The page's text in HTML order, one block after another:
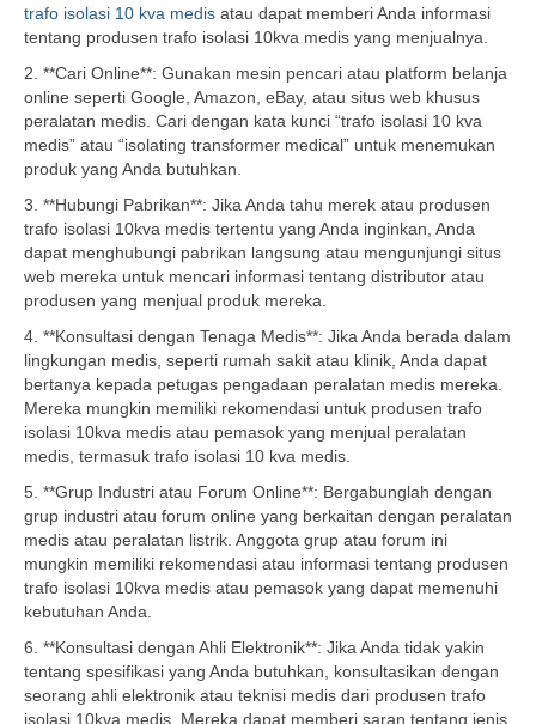
trafo isolasi 10 kva medis atau dapat memberi Anda informasi
tentang produsen trafo isolasi 10kva medis yang menjualnya.
2. **Cari Online**: Gunakan mesin pencari atau platform belanja
online seperti Google, Amazon, eBay, atau situs web khusus
peralatan medis. Cari dengan kata kunci “trafo isolasi 10 kva
medis” atau “isolating transformer medical” untuk menemukan
produk yang Anda butuhkan.
3. **Hubungi Pabrikan**: Jika Anda tahu merek atau produsen
trafo isolasi 10kva medis tertentu yang Anda inginkan, Anda
dapat menghubungi pabrikan langsung atau mengunjungi situs
web mereka untuk mencari informasi tentang distributor atau
produsen yang menjual produk mereka.
4. **Konsultasi dengan Tenaga Medis**: Jika Anda berada dalam
lingkungan medis, seperti rumah sakit atau klinik, Anda dapat
bertanya kepada petugas pengadaan peralatan medis mereka.
Mereka mungkin memiliki rekomendasi untuk produsen trafo
isolasi 10kva medis atau pemasok yang menjual peralatan
medis, termasuk trafo isolasi 10 kva medis.
5. **Grup Industri atau Forum Online**: Bergabunglah dengan
grup industri atau forum online yang berkaitan dengan peralatan
medis atau peralatan listrik. Anggota grup atau forum ini
mungkin memiliki rekomendasi atau informasi tentang produsen
trafo isolasi 10kva medis atau pemasok yang dapat memenuhi
kebutuhan Anda.
6. **Konsultasi dengan Ahli Elektronik**: Jika Anda tidak yakin
tentang spesifikasi yang Anda butuhkan, konsultasikan dengan
seorang ahli elektronik atau teknisi medis dari produsen trafo
isolasi 10kva medis. Mereka dapat memberi saran tentang jenis